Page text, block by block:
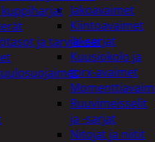
Jakoavaimet
Kiintoavaimet
ja -sarjat
Kuusiokolo ja
torx-avaimet
Ruuvimeisselit
ja -sarjat
Nitojat ja niitit
kuppiharjat
ja tarvikkeet